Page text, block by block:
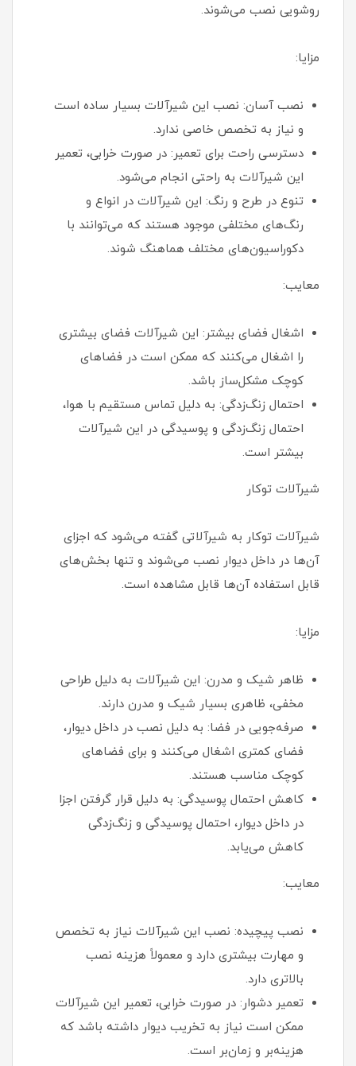
روشویی نصب می‌شوند.
مزایا:
نصب آسان: نصب این شیرآلات بسیار ساده است
و نیاز به تخصص خاصی ندارد.
دسترسی راحت برای تعمیر: در صورت خرابی، تعمیر
این شیرآلات به راحتی انجام می‌شود.
تنوع در طرح و رنگ: این شیرآلات در انواع و
رنگ‌های مختلفی موجود هستند که می‌توانند با
دکوراسیون‌های مختلف هماهنگ شوند.
معایب:
اشغال فضای بیشتر: این شیرآلات فضای بیشتری
را اشغال می‌کنند که ممکن است در فضاهای
کوچک مشکل‌ساز باشد.
احتمال زنگ‌زدگی: به دلیل تماس مستقیم با هوا،
احتمال زنگ‌زدگی و پوسیدگی در این شیرآلات
بیشتر است.
شیرآلات توکار
شیرآلات توکار به شیرآلاتی گفته می‌شود که اجزای
آن‌ها در داخل دیوار نصب می‌شوند و تنها بخش‌های
قابل استفاده آن‌ها قابل مشاهده است.
مزایا:
ظاهر شیک و مدرن: این شیرآلات به دلیل طراحی
مخفی، ظاهری بسیار شیک و مدرن دارند.
صرفه‌جویی در فضا: به دلیل نصب در داخل دیوار،
فضای کمتری اشغال می‌کنند و برای فضاهای
کوچک مناسب هستند.
کاهش احتمال پوسیدگی: به دلیل قرار گرفتن اجزا
در داخل دیوار، احتمال پوسیدگی و زنگ‌زدگی
کاهش می‌یابد.
معایب:
نصب پیچیده: نصب این شیرآلات نیاز به تخصص
و مهارت بیشتری دارد و معمولاً هزینه نصب
بالاتری دارد.
تعمیر دشوار: در صورت خرابی، تعمیر این شیرآلات
ممکن است نیاز به تخریب دیوار داشته باشد که
هزینه‌بر و زمان‌بر است.